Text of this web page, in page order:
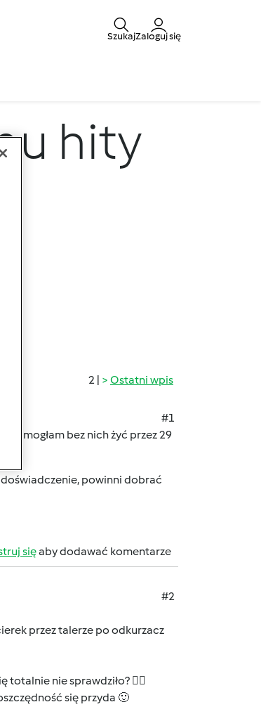
SzukajZaloguj się
hity
2 | Ostatni wpis
#1
mogłam bez nich żyć przez 29
powinni dobrać
sięaby dodawać komentarze
#2
przez talerze po odkurzacz
totalnie nie sprawdziło? ✍🏼
się przyda 🙂